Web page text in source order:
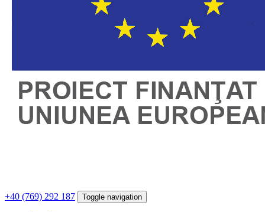
+40 (769) 292 187 Toggle navigation